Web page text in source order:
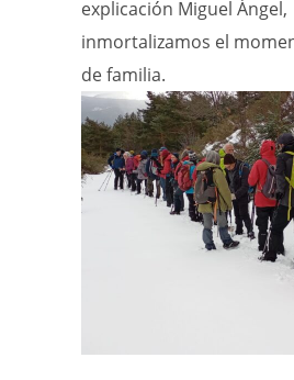
explicación Miguel Ángel,
inmortalizamos el
de familia.